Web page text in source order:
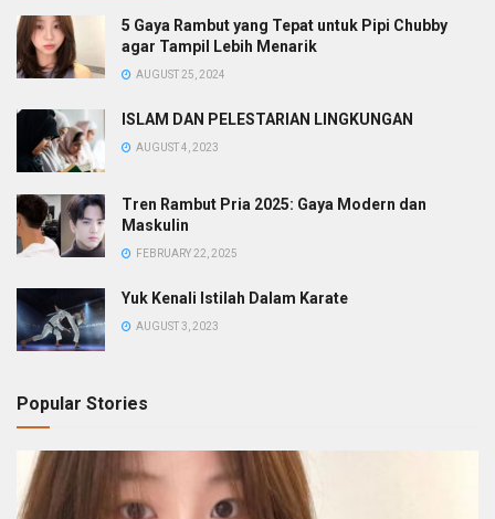
5 Gaya Rambut yang Tepat untuk Pipi Chubby
agar Tampil Lebih Menarik
AUGUST 25, 2024
ISLAM DAN PELESTARIAN LINGKUNGAN
AUGUST 4, 2023
Tren Rambut Pria 2025: Gaya Modern dan
Maskulin
FEBRUARY 22, 2025
Yuk Kenali Istilah Dalam Karate
AUGUST 3, 2023
Popular Stories